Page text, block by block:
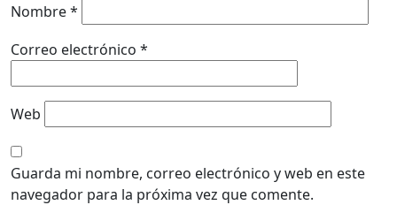
Nombre*
Correo electrónico *
Web
Guarda mi nombre, correo electrónico y web en este
navegador para la próxima vez que comente.